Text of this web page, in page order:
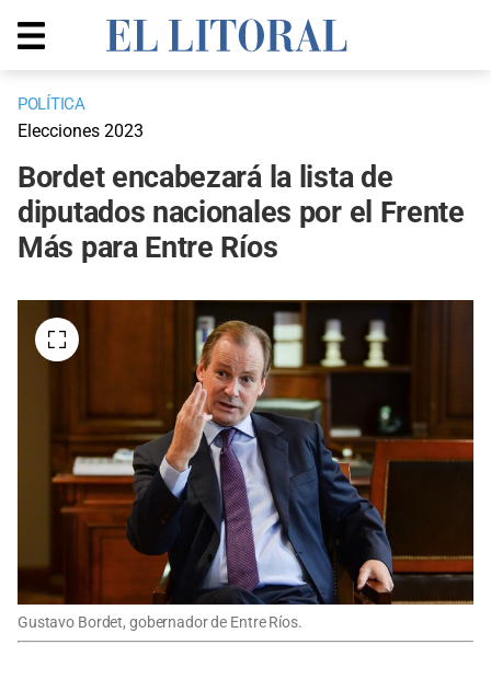
POLÍTICA
Elecciones 2023
Bordet encabezará la lista de
diputados nacionales por el Frente
Más para Entre Ríos
Gustavo Bordet, gobernador de Entre Ríos.